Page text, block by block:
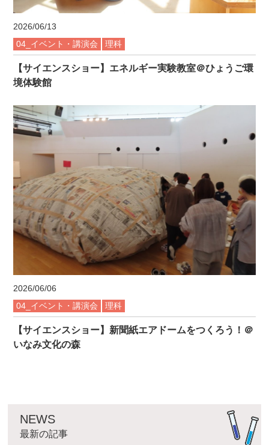
NEWS
最新の記事
2026/06/13
04_イベント・講演会
理科
【サイエンスショー】エネルギー実験教室＠ひょうご環
境体験館
2026/06/06
04_イベント・講演会
理科
【サイエンスショー】新聞紙エアドームをつくろう！＠
いなみ文化の森